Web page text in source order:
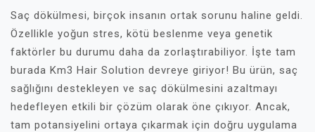
Saç dökülmesi, birçok insanın ortak sorunu haline geldi.
Özellikle yoğun stres, kötü beslenme veya genetik
faktörler bu durumu daha da zorlaştırabiliyor. İşte tam
burada Km3 Hair Solution devreye giriyor! Bu ürün, saç
sağlığını destekleyen ve saç dökülmesini azaltmayı
hedefleyen etkili bir çözüm olarak öne çıkıyor. Ancak,
tam potansiyelini ortaya çıkarmak için doğru uygulama